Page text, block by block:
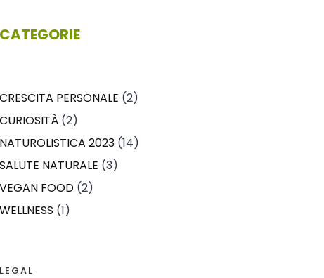
CATEGORIE
CRESCITA PERSONALE (2)
CURIOSITÀ (2)
NATUROLISTICA 2023 (14)
SALUTE NATURALE (3)
VEGAN FOOD (2)
WELLNESS (1)
LEGAL